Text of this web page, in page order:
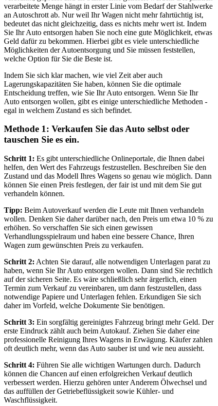
verarbeitete Menge hängt in erster Linie vom Bedarf der Stahlwerke
an Autoschrott ab. Nur weil Ihr Wagen nicht mehr fahrtüchtig ist,
bedeutet das nicht gleichzeitig, dass es nichts mehr wert ist. Indem
Sie Ihr Auto entsorgen haben Sie noch eine gute Möglichkeit, etwas
Geld dafür zu bekommen. Hierbei gibt es viele unterschiedliche
Möglichkeiten der Autoentsorgung und Sie müssen feststellen,
welche Option für Sie die Beste ist.
Indem Sie sich klar machen, wie viel Zeit aber auch
Lagerungskapazitäten Sie haben, können Sie die optimale
Entscheidung treffen, wie Sie Ihr Auto entsorgen. Wenn Sie Ihr
Auto entsorgen wollen, gibt es einige unterschiedliche Methoden -
egal in welchem Zustand es sich befindet.
Methode 1: Verkaufen Sie das Auto selbst oder
tauschen Sie es ein.
Schritt 1: Es gibt unterschiedliche Onlineportale, die Ihnen dabei
helfen, den Wert des Fahrzeugs festzustellen. Beschreiben Sie den
Zustand und das Modell Ihres Wagens so genau wie möglich. Dann
können Sie einen Preis festlegen, der fair ist und mit dem Sie gut
verhandeln können.
Tipp: Beim Autoverkauf werden die Leute mit Ihnen verhandeln
wollen. Denken Sie daher darüber nach, den Preis um etwa 10 % zu
erhöhen. So verschaffen Sie sich einen gewissen
Verhandlungsspielraum und haben eine bessere Chance, Ihren
Wagen zum gewünschten Preis zu verkaufen.
Schritt 2: Achten Sie darauf, alle notwendigen Unterlagen parat zu
haben, wenn Sie Ihr Auto entsorgen wollen. Dann sind Sie rechtlich
auf der sicheren Seite. Es wäre schließlich sehr ärgerlich, einen
Termin zum Verkauf zu vereinbaren, um dann festzustellen, dass
notwendige Papiere und Unterlagen fehlen. Erkundigen Sie sich
daher im Vorfeld, welche Dokumente Sie benötigen.
Schritt 3: Ein sorgfältig gereinigtes Fahrzeug bringt mehr Geld. Der
erste Eindruck zählt auch beim Autokauf. Ziehen Sie daher eine
professionelle Reinigung Ihres Wagens in Erwägung. Käufer zahlen
oft deutlich mehr, wenn das Auto sauber ist und wie neu aussieht.
Schritt 4: Führen Sie alle wichtigen Wartungen durch. Dadurch
können die Chancen auf einen erfolgreichen Verkauf deutlich
verbessert werden. Hierzu gehören unter Anderem Ölwechsel und
das auffüllen der Getriebeflüssigkeit sowie Kühler- und
Waschflüssigkeit.